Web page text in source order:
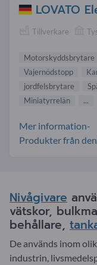
LOVATO
Tillverkare
Motorskyddsbrytare
Vajernödstopp
jordfelsbrytare
Miniatyrrelän
...
Mer information-
Produkter från
Nivågivare
vätskor,
behållare,
De används inom
industrin,